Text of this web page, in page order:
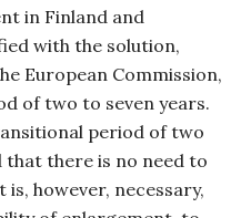
in Finland and
with the solution,
European Commission,
of two to seven years.
period of two
that there is no need to
however, necessary,